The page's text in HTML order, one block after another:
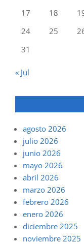
17
18
24
25
31
« Jul
agosto 2026
julio 2026
junio 2026
mayo 2026
abril 2026
marzo 2026
febrero 2026
enero 2026
diciembre 2025
noviembre 2025